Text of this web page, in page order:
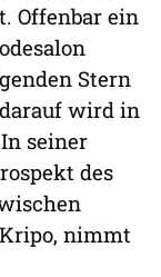
Offenbar ein
Stern
wird in
seiner
des
nimmt